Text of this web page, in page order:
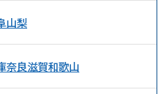
山梨
奈良滋賀和歌山